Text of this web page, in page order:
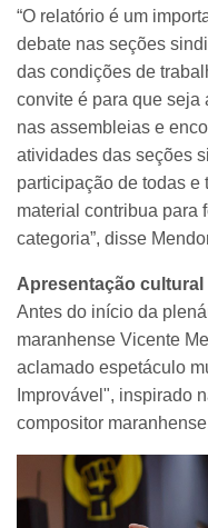
“O relatório é um
debate nas seções
das condições de
convite é para que seja
nas assembleias e
atividades das seções
participação de todas e
material contribua para
categoria”, disse
Apresentação cultural
Antes do início da
maranhense Vicente
aclamado espetáculo
Improvável", inspirado
compositor